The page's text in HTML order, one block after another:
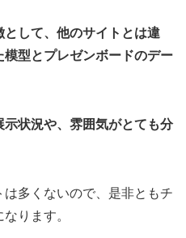
して、他のサイトとは違
型とプレゼンボードのデー
状況や、雰囲気がとても分
多くないので、是非ともチ
ります。